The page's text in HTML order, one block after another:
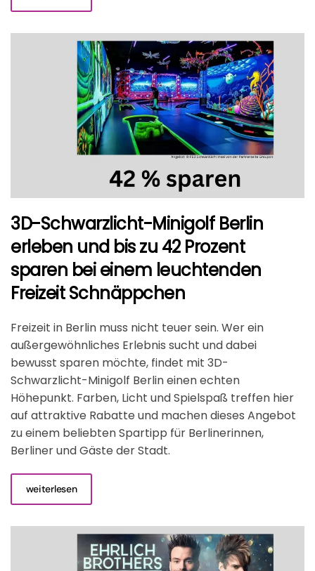
3D-Schwarzlicht-Minigolf Berlin
erleben und bis zu 42 Prozent
sparen bei einem leuchtenden
Freizeit Schnäppchen
Freizeit in Berlin muss nicht teuer sein. Wer ein
außergewöhnliches Erlebnis sucht und dabei
bewusst sparen möchte, findet mit 3D-
Schwarzlicht-Minigolf Berlin einen echten
Höhepunkt. Farben, Licht und Spielspaß treffen hier
auf attraktive Rabatte und machen dieses Angebot
zu einem beliebten Spartipp für Berlinerinnen,
Berliner und Gäste der Stadt.
weiterlesen